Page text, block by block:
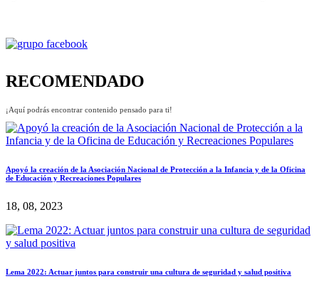
RECOMENDADO
¡Aquí podrás encontrar contenido pensado para ti!
Apoyó la creación de la Asociación Nacional de Protección a la Infancia y de la Oficina
de Educación y Recreaciones Populares
18, 08, 2023
Lema 2022: Actuar juntos para construir una cultura de seguridad y salud positiva